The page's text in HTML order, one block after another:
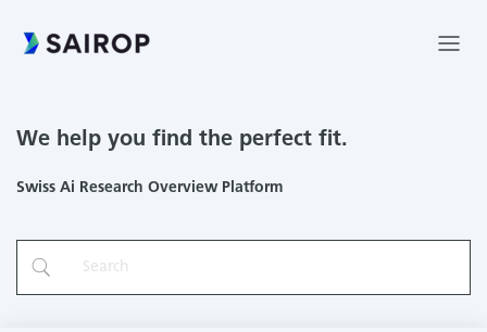
We help you find the perfect fit.
Swiss Ai Research Overview Platform